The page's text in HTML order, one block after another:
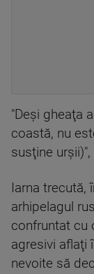
"Deşi gheaţa
coastă, nu
susţine
Iarna trecută,
arhipelagul
confruntat cu
agresivi aflaţi
nevoite să